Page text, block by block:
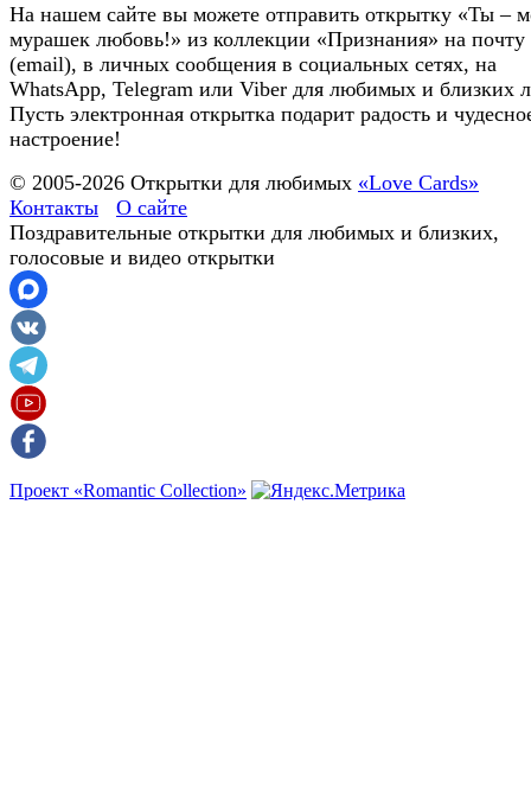
На нашем сайте вы можете отправить открытку «Ты – моя до
мурашек любовь!» из коллекции «Признания» на почту
(email), в личных сообщения в социальных сетях, на
WhatsApp, Telegram или Viber для любимых и близких
Пусть электронная открытка подарит радость и
настроение!
© 2005-2026 Открытки для любимых «Love Cards»
Контакты
О сайте
Поздравительные открытки для любимых и близких,
голосовые и видео открытки
Проект «Romantic Collection»